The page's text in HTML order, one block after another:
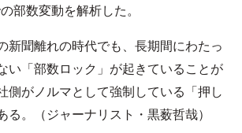
部数変動を解析した。
新聞離れの時代でも、長期間にわたっ
い「部数ロック」が起きていることが
側がノルマとして強制している「押し
る。（ジャーナリスト・黒薮哲哉）